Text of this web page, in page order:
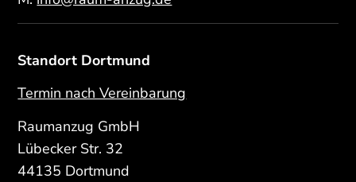
Standort Dortmund
Termin nach Vereinbarung
Raumanzug GmbH
Lübecker Str. 32
44135 Dortmund